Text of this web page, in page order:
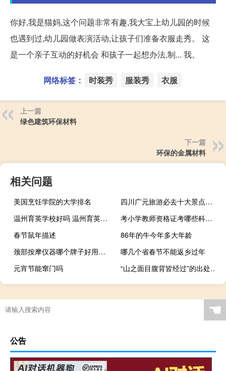
你好,我是猫妈,这个问题非常有趣,我大宝上幼儿园的时候
也遇到过,幼儿园做表演活动,让孩子们准备衣服走秀。 这
是一个亲子互动的好机会 和孩子一起想办法,制... 我。
网络标签： 时装秀 服装秀 衣服
上一篇
绿色建筑环保材料
下一篇
环保的金属材料
相关问题
美国烹饪学院的大学排名
四川广元旅游必去十大景点推荐
温州育英学校好吗 温州育英国际实验学校
考小学教师资格证考哪些科目啊
春节鼠年描述
86年的牛今年多大年龄
颈部按摩仪器哪个牌子好用（颈部按摩）
哪几个省春节不能返乡过年
元宵节能窜门吗
“山之面目腹背皆经过”的出处是哪里
☚
公告